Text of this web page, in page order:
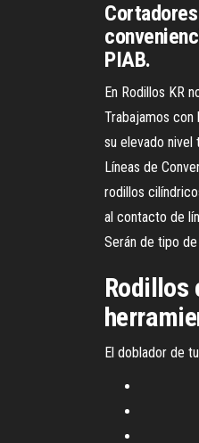
PIAB.
En Rodillos KR
Trabajamos
su elevado nivel
Líneas de
rodillos
al contacto de
Serán de tipo
Rodillos
El doblador de